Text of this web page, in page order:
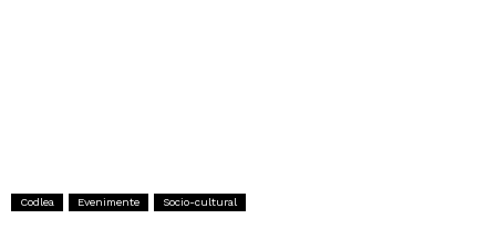
Codlea Evenimente Socio-cultural